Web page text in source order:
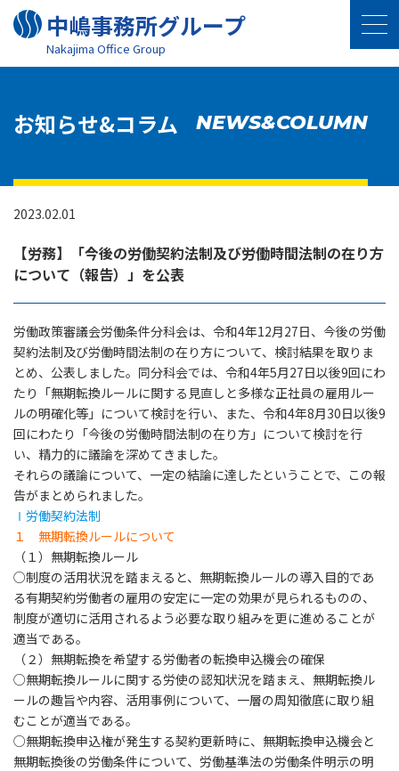
中嶋事務所グループ
Nakajima Oﬃce Group
お知らせ&コラム NEWS&COLUMN
2023.02.01
【労務】「今後の労働契約法制及び労働時間法制の在り方
について（報告）」を公表
労働政策審議会労働条件分科会は、令和4年12月27日、今後の労働
契約法制及び労働時間法制の在り方について、検討結果を取りま
とめ、公表しました。同分科会では、令和4年5月27日以後9回にわ
たり「無期転換ルールに関する見直しと多様な正社員の雇用ルー
ルの明確化等」について検討を行い、また、令和4年8月30日以後9
回にわたり「今後の労働時間法制の在り方」について検討を行
い、精力的に議論を深めてきました。
それらの議論について、一定の結論に達したということで、この報
告がまとめられました。
Ⅰ労働契約法制
１ 無期転換ルールについて
（１）無期転換ルール
○制度の活用状況を踏まえると、無期転換ルールの導入目的であ
る有期契約労働者の雇用の安定に一定の効果が見られるものの、
制度が適切に活用されるよう必要な取り組みを更に進めることが
適当である。
（２）無期転換を希望する労働者の転換申込機会の確保
○無期転換ルールに関する労使の認知状況を踏まえ、無期転換ル
ールの趣旨や内容、活用事例について、一層の周知徹底に取り組
むことが適当である。
○無期転換申込権が発生する契約更新時に、無期転換申込機会と
無期転換後の労働条件について、労働基準法の労働条件明示の明